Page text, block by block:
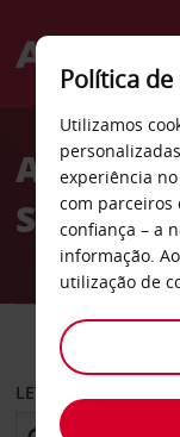
Welcome
AvisAluguer
CARRO
LEVANTAR EM
Política
Utilizamos
experiência
com
confiança – a
informação.
utilização de